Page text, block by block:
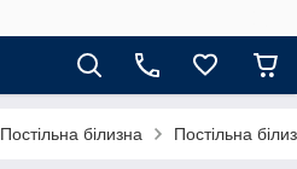
Постільна білизна Постільна